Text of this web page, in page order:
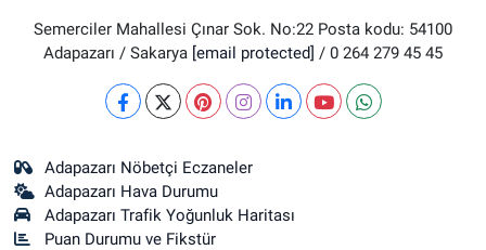
Semerciler Mahallesi Çınar Sok. No:22 Posta kodu: 54100
Adapazarı / Sakarya [email protected] / 0 264 279 45 45
Adapazarı Nöbetçi Eczaneler
Adapazarı Hava Durumu
Adapazarı Trafik Yoğunluk Haritası
Puan Durumu ve Fikstür